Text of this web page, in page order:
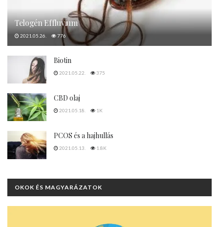
Telogén Effluvium
2021.05.26. 776
Biotin
2021.05.22. 375
CBD olaj
2021.05.18. 1K
PCOS és a hajhullás
2021.05.13. 1.8K
OKOK ÉS MAGYARÁZATOK